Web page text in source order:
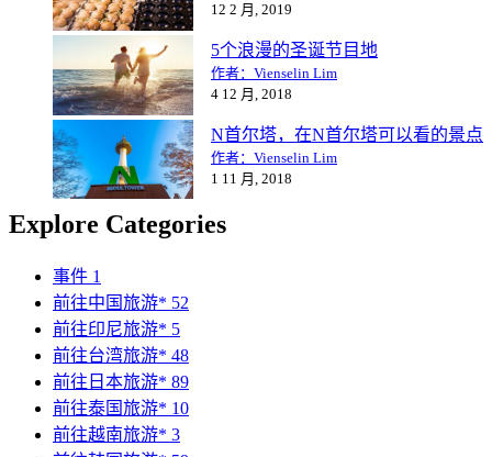
12 2 月, 2019
5个浪漫的圣诞节目地
作者：Vienselin Lim
4 12 月, 2018
N首尔塔，在N首尔塔可以看的景点
作者：Vienselin Lim
1 11 月, 2018
Explore Categories
事件 1
前往中国旅游* 52
前往印尼旅游* 5
前往台湾旅游* 48
前往日本旅游* 89
前往泰国旅游* 10
前往越南旅游* 3